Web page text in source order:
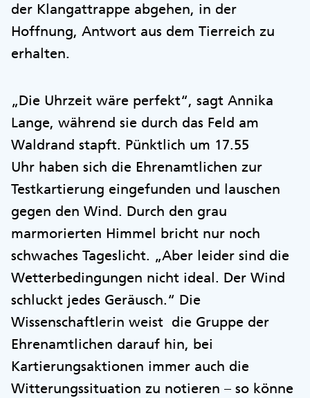
der Klangattrappe abgehen, in der
Hoffnung, Antwort aus dem Tierreich zu
erhalten.
„Die Uhrzeit wäre perfekt“, sagt Annika
Lange, während sie durch das Feld am
Waldrand stapft. Pünktlich um 17.55
Uhr haben sich die Ehrenamtlichen zur
Testkartierung eingefunden und lauschen
gegen den Wind. Durch den grau
marmorierten Himmel bricht nur noch
schwaches Tageslicht. „Aber leider sind die
Wetterbedingungen nicht ideal. Der Wind
schluckt jedes Geräusch.“ Die
Wissenschaftlerin weist die Gruppe der
Ehrenamtlichen darauf hin, bei
Kartierungsaktionen immer auch die
Witterungssituation zu notieren – so könne